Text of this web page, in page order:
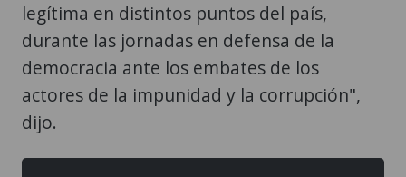
legítima en distintos puntos del país,
durante las jornadas en defensa de la
democracia ante los embates de los
actores de la impunidad y la corrupción",
dijo.